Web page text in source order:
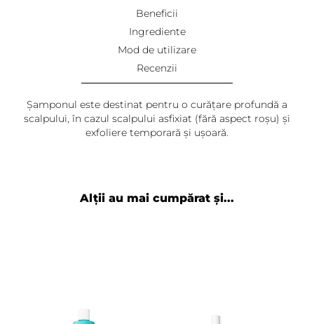
Beneficii
Ingrediente
Mod de utilizare
Recenzii
Șamponul este destinat pentru o curățare profundă a
scalpului, în cazul scalpului asfixiat (fără aspect roșu) și
exfoliere temporară și ușoară.
de cand am inceput sa folosesc sampoanele Davines
Alții au mai cumpărat și...